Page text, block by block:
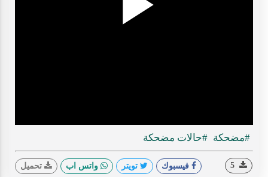
Play
#مضحكة #حالات مضحكة
فيسبوك تويتر واتس اب تحميل